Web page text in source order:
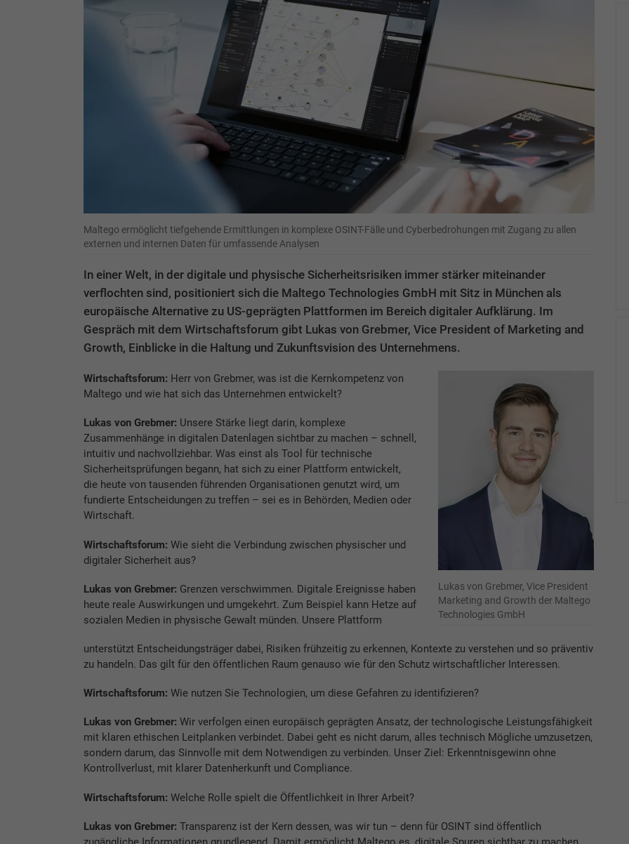
Maltego ermöglicht tiefgehende Ermittlungen in komplexe OSINT-Fälle und Cyberbedrohungen mit Zugang zu allen
externen und internen Daten für umfassende Analysen
In einer Welt, in der digitale und physische Sicherheitsrisiken immer stärker miteinander
verflochten sind, positioniert sich die Maltego Technologies GmbH mit Sitz in München als
europäische Alternative zu US-geprägten Plattformen im Bereich digitaler Aufklärung. Im
Gespräch mit dem Wirtschaftsforum gibt Lukas von Grebmer, Vice President of Marketing and
Growth, Einblicke in die Haltung und Zukunftsvision des Unternehmens.
Wirtschaftsforum: Herr von Grebmer, was ist die Kernkompetenz von
Maltego und wie hat sich das Unternehmen entwickelt?
Lukas von Grebmer: Unsere Stärke liegt darin, komplexe
Zusammenhänge in digitalen Datenlagen sichtbar zu machen – schnell,
intuitiv und nachvollziehbar. Was einst als Tool für technische
Sicherheitsprüfungen begann, hat sich zu einer Plattform entwickelt,
die heute von tausenden führenden Organisationen genutzt wird, um
fundierte Entscheidungen zu treffen – sei es in Behörden, Medien oder
Wirtschaft.
Wirtschaftsforum: Wie sieht die Verbindung zwischen physischer und
digitaler Sicherheit aus?
Lukas von Grebmer: Grenzen verschwimmen. Digitale Ereignisse haben
heute reale Auswirkungen und umgekehrt. Zum Beispiel kann Hetze auf
sozialen Medien in physische Gewalt münden. Unsere Plattform
Lukas von Grebmer, Vice President
Marketing and Growth der Maltego
Technologies GmbH
unterstützt Entscheidungsträger dabei, Risiken frühzeitig zu erkennen, Kontexte zu verstehen und so präventiv
zu handeln. Das gilt für den öffentlichen Raum genauso wie für den Schutz wirtschaftlicher Interessen.
Wirtschaftsforum: Wie nutzen Sie Technologien, um diese Gefahren zu identifizieren?
Lukas von Grebmer: Wir verfolgen einen europäisch geprägten Ansatz, der technologische Leistungsfähigkeit
mit klaren ethischen Leitplanken verbindet. Dabei geht es nicht darum, alles technisch Mögliche umzusetzen,
sondern darum, das Sinnvolle mit dem Notwendigen zu verbinden. Unser Ziel: Erkenntnisgewinn ohne
Kontrollverlust, mit klarer Datenherkunft und Compliance.
Wirtschaftsforum: Welche Rolle spielt die Öffentlichkeit in Ihrer Arbeit?
Lukas von Grebmer: Transparenz ist der Kern dessen, was wir tun – denn für OSINT sind öffentlich